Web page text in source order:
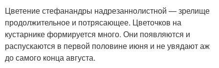
Цветение стефанандры надрезаннолистной — зрелище
продолжительное и потрясающее. Цветочков на
кустарнике формируется много. Они появляются и
распускаются в первой половине июня и не увядают аж
до самого конца августа.